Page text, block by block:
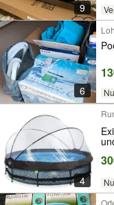
9
6
4